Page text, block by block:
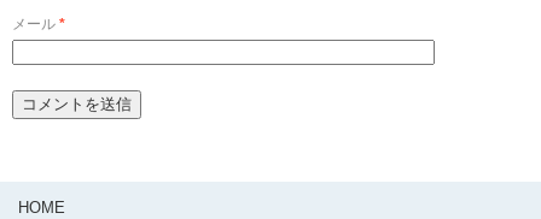
メール *
HOME